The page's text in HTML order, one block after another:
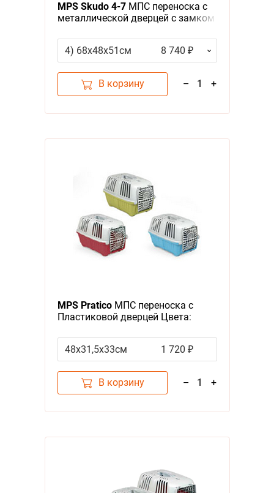
MPS Skudo 4-7МПС переноска с
металлической дверцей с замком
4) 68х48х51см
8 740 ₽
В корзину – 1 +
MPS PraticoМПС переноска с
Пластиковой дверцей Цвета:
(указывайте цвет в комментарии
к заказу)
48х31,5х33см 1 720 ₽
В корзину – 1 +